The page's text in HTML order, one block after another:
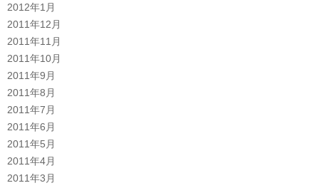
2012年1月
2011年12月
2011年11月
2011年10月
2011年9月
2011年8月
2011年7月
2011年6月
2011年5月
2011年4月
2011年3月